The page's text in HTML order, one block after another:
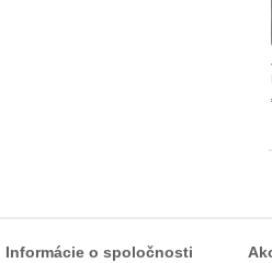
Informácie o spoločnosti